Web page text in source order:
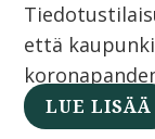
että
LUE LISÄÄ